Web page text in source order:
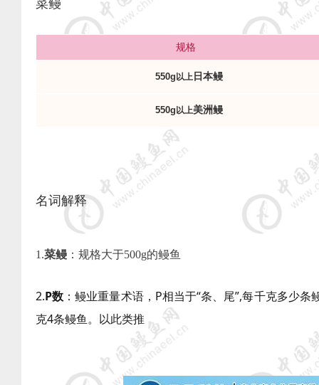
菜鳗
规格
550g以上 日本鳗
550g以上美洲鳗
名词解释
1.菜鳗 ：规格大于500g的鳗鱼
2.P数 ：鳗业重量术语，P相当于“条、尾”,每千克多少
克4条鳗鱼。以此类推